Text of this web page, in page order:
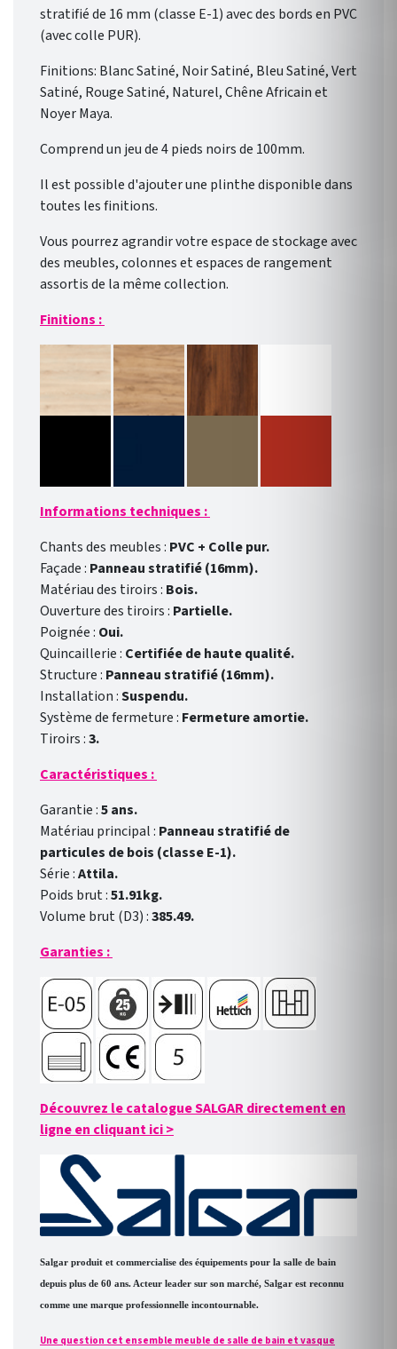
stratifié de 16 mm (classe E-1) avec des bords en PVC
(avec colle PUR).
Finitions: Blanc Satiné, Noir Satiné, Bleu Satiné, Vert
Satiné, Rouge Satiné, Naturel, Chêne Africain et
Noyer Maya.
Comprend un jeu de 4 pieds noirs de 100mm.
Il est possible d'ajouter une plinthe disponible dans
toutes les finitions.
Vous pourrez agrandir votre espace de stockage avec
des meubles, colonnes et espaces de rangement
assortis de la même collection.
Finitions :
Informations techniques :
Chants des meubles : PVC + Colle pur.
Façade : Panneau stratifié (16mm).
Matériau des tiroirs : Bois.
Ouverture des tiroirs : Partielle.
Poignée : Oui.
Quincaillerie : Certifiée de haute qualité.
Structure : Panneau stratifié (16mm).
Installation :Suspendu.
Système de fermeture : Fermeture amortie.
Tiroirs :3.
Caractéristiques :
Garantie :5 ans.
Matériau principal : Panneau stratifié de
particules de bois (classe E-1).
Série :Attila.
Poids brut :51.91kg.
Volume brut (D3) :385.49.
Garanties :
Découvrez le catalogue SALGAR directement en
ligne en cliquant ici>
Salgar produit et commercialise des équipements pour la salle de bain
depuis plus de 60 ans. Acteur leader sur son marché, Salgar est reconnu
comme une marque professionnelle incontournable.
Une question cet ensemble meuble de salle de bain et vasque